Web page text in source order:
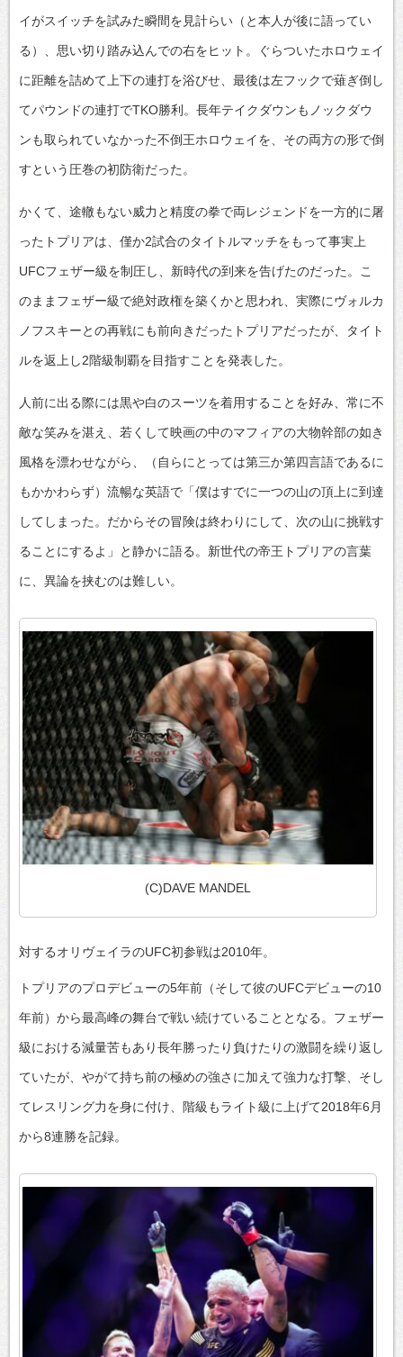
イがスイッチを試みた瞬間を見計らい（と本人が後に語ってい
る）、思い切り踏み込んでの右をヒット。ぐらついたホロウェイ
に距離を詰めて上下の連打を浴びせ、最後は左フックで薙ぎ倒し
てパウンドの連打でTKO勝利。長年テイクダウンもノックダウ
ンも取られていなかった不倒王ホロウェイを、その両方の形で倒
すという圧巻の初防衛だった。
かくて、途轍もない威力と精度の拳で両レジェンドを一方的に屠
ったトプリアは、僅か2試合のタイトルマッチをもって事実上
UFCフェザー級を制圧し、新時代の到来を告げたのだった。こ
のままフェザー級で絶対政権を築くかと思われ、実際にヴォルカ
ノフスキーとの再戦にも前向きだったトプリアだったが、タイト
ルを返上し2階級制覇を目指すことを発表した。
人前に出る際には黒や白のスーツを着用することを好み、常に不
敵な笑みを湛え、若くして映画の中のマフィアの大物幹部の如き
風格を漂わせながら、（自らにとっては第三か第四言語であるに
もかかわらず）流暢な英語で「僕はすでに一つの山の頂上に到達
してしまった。だからその冒険は終わりにして、次の山に挑戦す
ることにするよ」と静かに語る。新世代の帝王トプリアの言葉
に、異論を挟むのは難しい。
(C)DAVE MANDEL
対するオリヴェイラのUFC初参戦は2010年。
トプリアのプロデビューの5年前（そして彼のUFCデビューの10
年前）から最高峰の舞台で戦い続けていることとなる。フェザー
級における減量苦もあり長年勝ったり負けたりの激闘を繰り返し
ていたが、やがて持ち前の極めの強さに加えて強力な打撃、そし
てレスリング力を身に付け、階級もライト級に上げて2018年6月
から8連勝を記録。